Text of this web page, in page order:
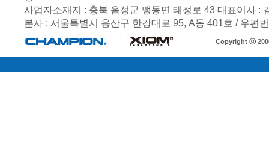
사업자소재지 : 충북 음성군 맹동면 태정로 43 대표이사 :
본사 : 서울특별시 용산구 한강대로 95, A동 401호 / 우편
Copyright ⓒ